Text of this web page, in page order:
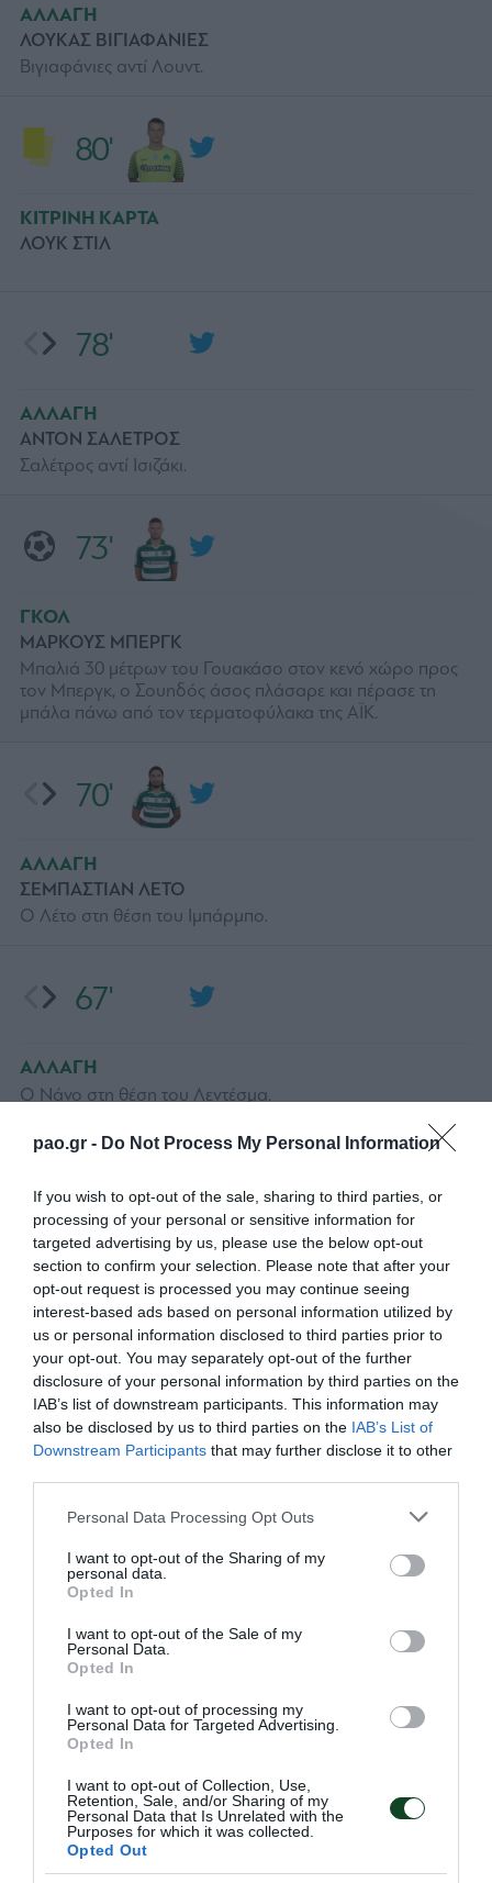
pao.gr - Do Not Process My Personal Information
If you wish to opt-out of the sale, sharing to third parties, or
processing of your personal or sensitive information for
targeted advertising by us, please use the below opt-out
section to confirm your selection. Please note that after your
opt-out request is processed you may continue seeing
interest-based ads based on personal information utilized by
us or personal information disclosed to third parties prior to
your opt-out. You may separately opt-out of the further
disclosure of your personal information by third parties on the
IAB’s list of downstream participants. This information may
also be disclosed by us to third parties on the IAB’s List of
Downstream Participants that may further disclose it to other
Please note that this website/app uses one or more Google
not limited to your visit or usage behaviour. You may click to
grant or deny consent to Google and its third-party tags to
use your data for below specified purposes in below Google
consent section.
Personal Data Processing Opt Outs
I want to opt-out of the Sharing of my
personal data.
Opted In
I want to opt-out of the Sale of my
Personal Data.
Opted In
I want to opt-out of processing my
Personal Data for Targeted Advertising.
Opted In
I want to opt-out of Collection, Use,
Retention, Sale, and/or Sharing of my
Personal Data that Is Unrelated with the
Purposes for which it was collected.
Opted Out
61'
62'
ΑΛΛΑΓΗ
ΝΤΕΝΙ ΑΒΝΤΙΤΣ
Ο Άβντιτς στη θέση του Αφάνε.
66'
ΕΥΚΑΙΡΙΑ
ΣΤΕΦΑΝ ΙΣΙΖΑΚΙ
Εκτέλεση φάουλ του Ισιζάκι, η μπάλα χτυπάει στο
67'
ΚΙΤΡΙΝΗ ΚΑΡΤΑ
ΓΙΩΡΓΟΣ ΚΟΥΤΡΟΥΜΠΗΣ
67'
ΑΛΛΑΓΗ
Ο Νάνο στη θέση του Λεντέσμα.
70'
ΑΛΛΑΓΗ
ΣΕΜΠΑΣΤΙΑΝ ΛΕΤΟ
Ο Λέτο στη θέση του Ιμπάρμπο.
73'
ΓΚΟΛ
ΜΑΡΚΟΥΣ ΜΠΕΡΓΚ
Μπαλιά 30 μέτρων του Γουακάσο στον κενό χώρο προς
τον Μπεργκ, ο Σουηδός άσος πλάσαρε και πέρασε τη
μπάλα πάνω από τον τερματοφύλακα της ΑΪΚ.
78'
ΑΛΛΑΓΗ
ΑΝΤΟΝ ΣΑΛΕΤΡΟΣ
Σαλέτρος αντί Ισιζάκι.
80'
ΚΙΤΡΙΝΗ ΚΑΡΤΑ
ΛΟΥΚ ΣΤΙΛ
ΑΛΛΑΓΗ
ΛΟΥΚΑΣ ΒΙΓΙΑΦΑΝΙΕΣ
Βιγιαφάνιες αντί Λουντ.